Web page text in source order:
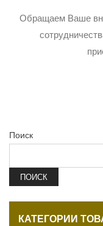
Обращаем Ваше
Поиск
ПОИСК
КАТЕГОРИИ